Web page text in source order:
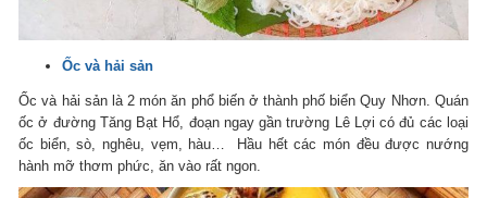
Ốc và hải sản
Ốc và hải sản là 2 món ăn phổ biến ở thành phố biển Quy Nhơn. Quán
ốc ở đường Tăng Bạt Hổ, đoạn ngay gần trường Lê Lợi có đủ các loại
ốc biển, sò, nghêu, vẹm, hàu… Hầu hết các món đều được nướng
hành mỡ thơm phức, ăn vào rất ngon.